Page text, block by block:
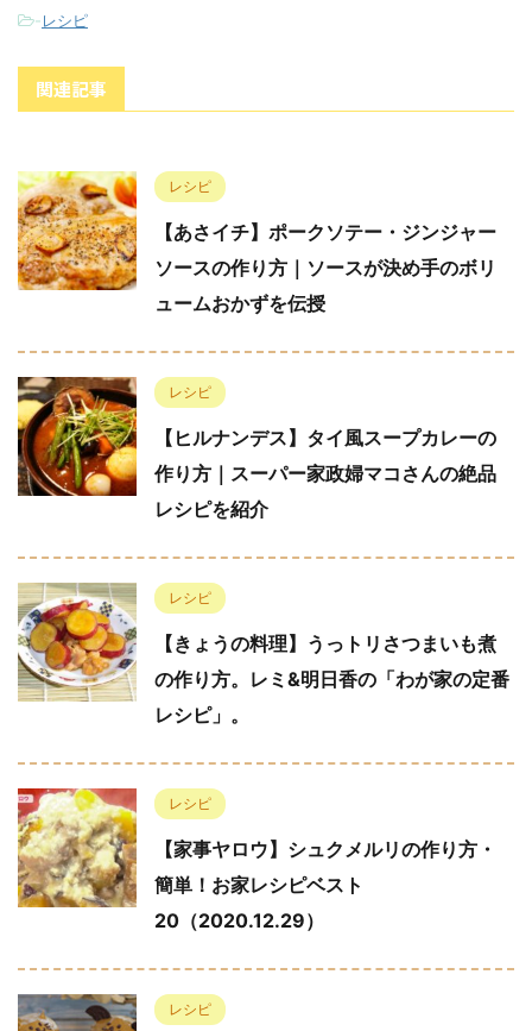
-レシピ
関連記事
レシピ
【あさイチ】ポークソテー・ジンジャー
ソースの作り方｜ソースが決め手のボリ
ュームおかずを伝授
レシピ
【ヒルナンデス】タイ風スープカレーの
作り方｜スーパー家政婦マコさんの絶品
レシピを紹介
レシピ
【きょうの料理】うっトリさつまいも煮
の作り方。レミ&明日香の「わが家の定番
レシピ」。
レシピ
【家事ヤロウ】シュクメルリの作り方・
簡単！お家レシピベスト
20（2020.12.29）
レシピ